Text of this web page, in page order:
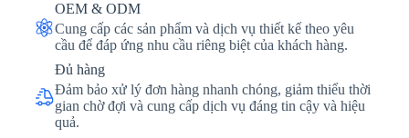
OEM & ODM
Cung cấp các sản phẩm và dịch vụ thiết kế theo yêu
cầu để đáp ứng nhu cầu riêng biệt của khách hàng.
Đủ hàng
Đảm bảo xử lý đơn hàng nhanh chóng, giảm thiểu thời
gian chờ đợi và cung cấp dịch vụ đáng tin cậy và hiệu
quả.